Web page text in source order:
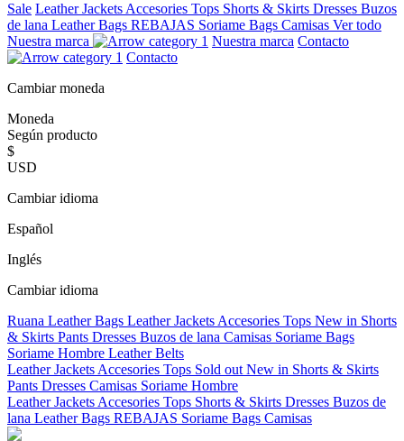
Sale Leather Jackets Accesories Tops Shorts & Skirts Dresses Buzos
de lana Leather Bags REBAJAS Soriame Bags Camisas Ver todo
Nuestra marca
Nuestra marca Contacto
Contacto
Cambiar moneda
Moneda
Según producto
$
USD
Cambiar idioma
Español
Inglés
Cambiar idioma
Ruana Leather Bags Leather Jackets Accesories Tops New in Shorts
& Skirts Pants Dresses Buzos de lana Camisas Soriame Bags
Soriame Hombre Leather Belts
Leather Jackets Accesories Tops Sold out New in Shorts & Skirts
Pants Dresses Camisas Soriame Hombre
Leather Jackets Accesories Tops Shorts & Skirts Dresses Buzos de
lana Leather Bags REBAJAS Soriame Bags Camisas